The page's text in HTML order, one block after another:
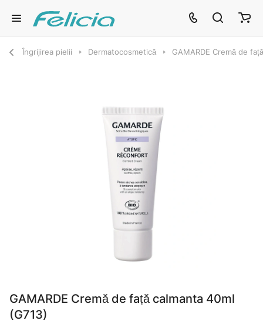
Îngrijirea pielii Dermatocosmetică GAMARDE Cremă de
GAMARDE Cremă de față calmanta 40ml
(G713)